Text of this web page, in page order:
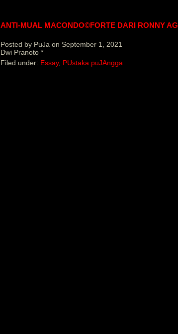
ANTI-MUAL MACONDO©FORTE DARI RONNY
Posted by PuJa on September 1, 2021
Dwi Pranoto *
Filed under: Essay, PUstaka puJAngga